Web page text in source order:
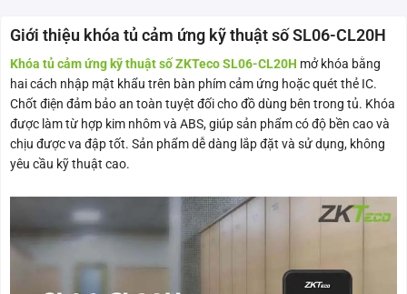
Giới thiệu khóa tủ cảm ứng kỹ thuật số SL06-CL20H
Khóa tủ cảm ứng kỹ thuật số ZKTeco SL06-CL20H mở khóa bằng
hai cách nhập mật khẩu trên bàn phím cảm ứng hoặc quét thẻ IC.
Chốt điện đảm bảo an toàn tuyệt đối cho đồ dùng bên trong tủ. Khóa
được làm từ hợp kim nhôm và ABS, giúp sản phẩm có độ bền cao và
chịu được va đập tốt. Sản phẩm dễ dàng lắp đặt và sử dụng, không
yêu cầu kỹ thuật cao.